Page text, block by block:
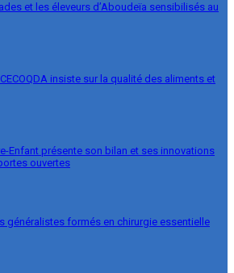
et les éleveurs d’Aboudeïa sensibilisés au
insiste sur la qualité des aliments et
Enfant présente son bilan et ses innovations
ouvertes
généralistes formés en chirurgie essentielle